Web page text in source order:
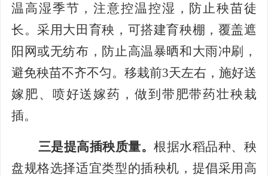
温高湿季节，注意控温控湿，防止秧苗徒
长。采用大田育秧，可搭建育秧棚， 覆盖遮
阳网或无纺布，防止高温暴晒和大雨冲刷，
避免秧苗不齐不匀。 移栽前3天左右，施好送
嫁肥、喷好送嫁药，做到带肥带药壮秧栽
插。
三是提高插秧质量。根据水稻品种、秧
盘规格选择适宜类型的插秧机，提倡采用高